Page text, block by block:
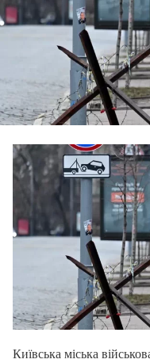
Київська міська